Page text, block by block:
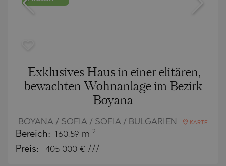
Exklusives Haus in einer elitären,
bewachten Wohnanlage im Bezirk
Boyana
BOYANA / SOFIA / SOFIA / BULGARIEN KARTE
Bereich: 160.59 m 2
Preis: 405 000 € ///